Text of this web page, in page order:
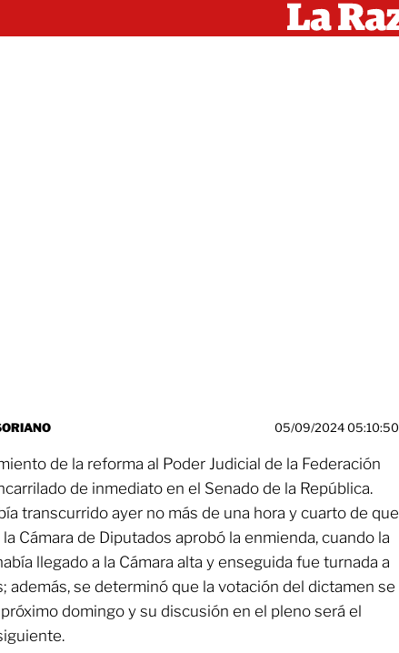
05/09/2024 05:10:50
de la reforma al Poder Judicial de la Federación
de inmediato en el Senado de la República.
transcurrido ayer no más de una hora y cuarto de que
Cámara de Diputados aprobó la enmienda, cuando la
llegado a la Cámara alta y enseguida fue turnada a
además, se determinó que la votación del dictamen se
domingo y su discusión en el pleno será el